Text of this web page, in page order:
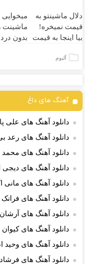
دلال ماشینتو به
قیمت نمیخره!
بیا اینجا به قیمت
خریدار واقعی*
میخوایی
ماشینت
بدون
آلبوم
آهنگ های داغ
دانلود آهنگ های علی
دانلود آهنگ های رعد
دانلود آهنگ های محمد
دانلود آهنگ های دیجی
دانلود آهنگ های مانی
دانلود آهنگ های فرانک
دانلود آهنگ های آرشان
دانلود آهنگ های
دانلود آهنگ های وحید
دانلود آهنگ های